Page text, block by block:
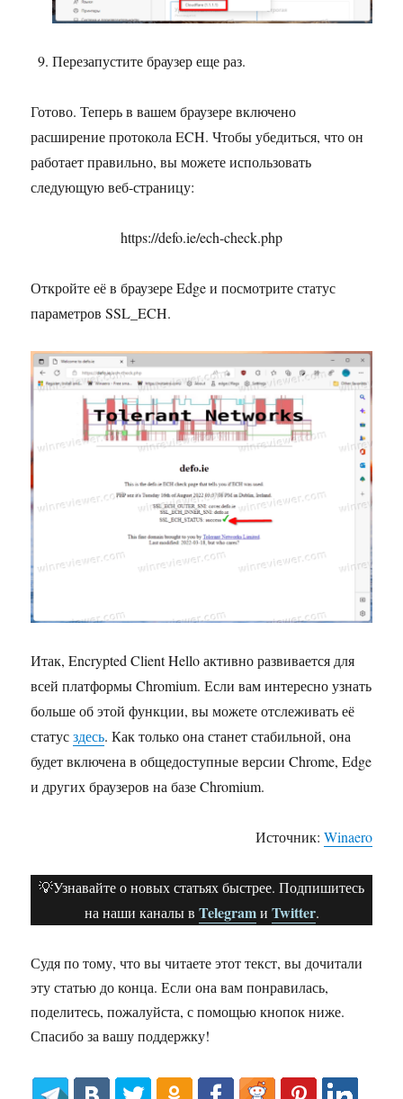
Перезапустите браузер еще раз.
Готово. Теперь в вашем браузере включено
расширение протокола ECH. Чтобы убедиться, что он
работает правильно, вы можете использовать
следующую веб-страницу:
https://defo.ie/ech-check.php
Откройте её в браузере Edge и посмотрите статус
параметров SSL_ECH.
Итак, Encrypted Client Hello активно развивается для
всей платформы Chromium. Если вам интересно узнать
больше об этой функции, вы можете отслеживать её
статусздесь. Как только она станет стабильной, она
будет включена в общедоступные версии Chrome, Edge
и других браузеров на базе Chromium.
Источник: Winaero
💡Узнавайте о новых статьях быстрее. Подпишитесь
на наши каналы в Telegramи Twitter.
Судя по тому, что вы читаете этот текст, вы дочитали
эту статью до конца. Если она вам понравилась,
поделитесь, пожалуйста, с помощью кнопок ниже.
Спасибо за вашу поддержку!